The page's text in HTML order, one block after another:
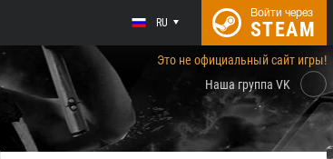
RU
Войти через
STEAM
Это не официальный сайт игры!
Наша группа VK